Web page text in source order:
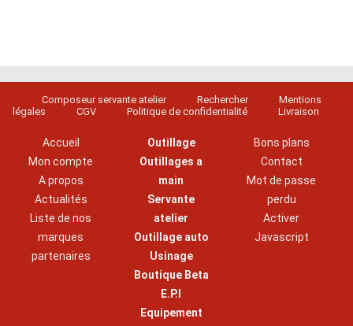
Composeur servante atelier Rechercher
Mentions
légales
CGV Politique de confidentialité Livraison
Accueil
Mon compte
A propos
Actualités
Liste de nos
marques
partenaires
Outillage
Outillages a
main
Servante
atelier
Outillage auto
Usinage
Boutique Beta
E.P.I
Equipement
Bons plans
Contact
Mot de passe
perdu
Activer
Javascript